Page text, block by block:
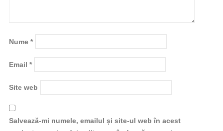
Nume *
Email *
Site web
Salvează-mi numele, emailul și site-ul web în acest